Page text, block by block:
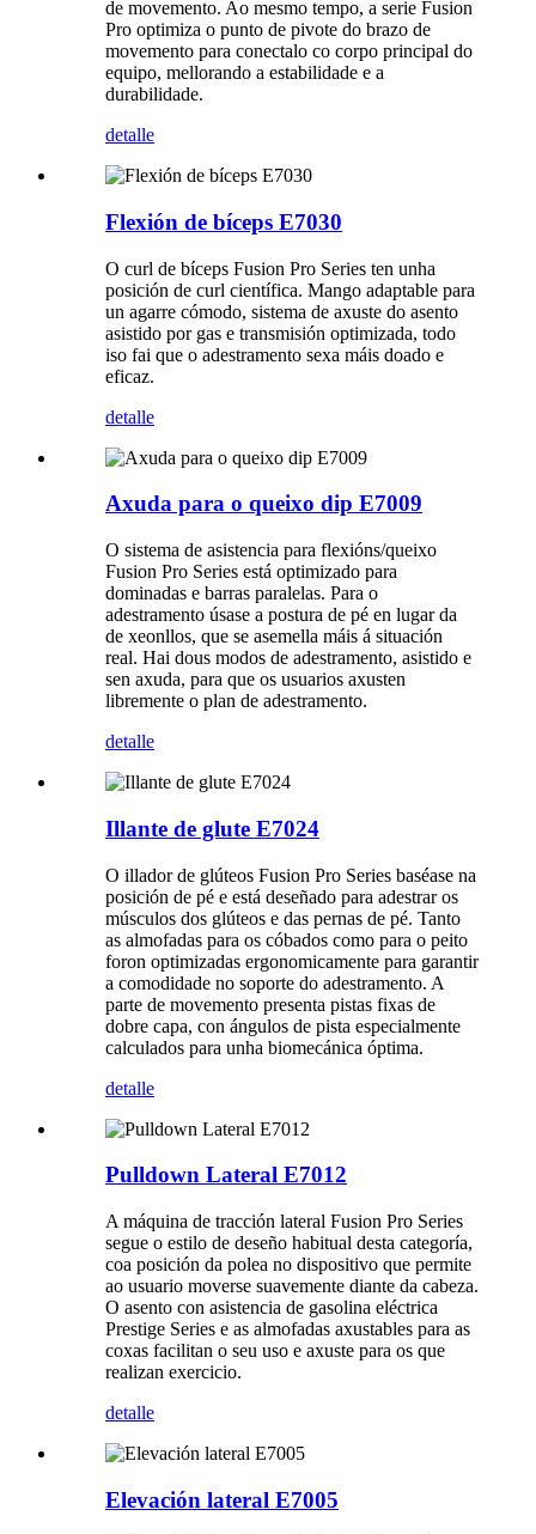
de movemento. Ao mesmo tempo, a serie Fusion
Pro optimiza o punto de pivote do brazo de
movemento para conectalo co corpo principal do
equipo, mellorando a estabilidade e a
durabilidade.
detalle
Flexión de bíceps E7030
O curl de bíceps Fusion Pro Series ten unha
posición de curl científica. Mango adaptable para
un agarre cómodo, sistema de axuste do asento
asistido por gas e transmisión optimizada, todo
iso fai que o adestramento sexa máis doado e
eficaz.
detalle
Axuda para o queixo dip E7009
O sistema de asistencia para flexións/queixo
Fusion Pro Series está optimizado para
dominadas e barras paralelas. Para o
adestramento úsase a postura de pé en lugar da
de xeonllos, que se asemella máis á situación
real. Hai dous modos de adestramento, asistido e
sen axuda, para que os usuarios axusten
libremente o plan de adestramento.
detalle
Illante de glute E7024
O illador de glúteos Fusion Pro Series baséase na
posición de pé e está deseñado para adestrar os
músculos dos glúteos e das pernas de pé. Tanto
as almofadas para os cóbados como para o peito
foron optimizadas ergonomicamente para garantir
a comodidade no soporte do adestramento. A
parte de movemento presenta pistas fixas de
dobre capa, con ángulos de pista especialmente
calculados para unha biomecánica óptima.
detalle
Pulldown Lateral E7012
A máquina de tracción lateral Fusion Pro Series
segue o estilo de deseño habitual desta categoría,
coa posición da polea no dispositivo que permite
ao usuario moverse suavemente diante da cabeza.
O asento con asistencia de gasolina eléctrica
Prestige Series e as almofadas axustables para as
coxas facilitan o seu uso e axuste para os que
realizan exercicio.
detalle
Elevación lateral E7005